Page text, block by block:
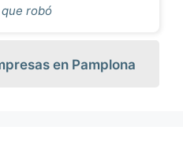
robó
en Pamplona